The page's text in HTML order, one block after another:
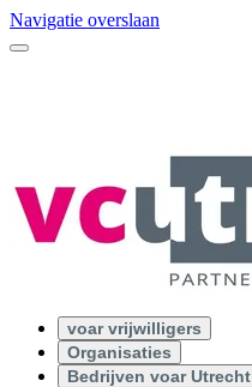
Navigatie overslaan
voar vrijwilligers
Organisaties
Bedrijven voar Utrecht